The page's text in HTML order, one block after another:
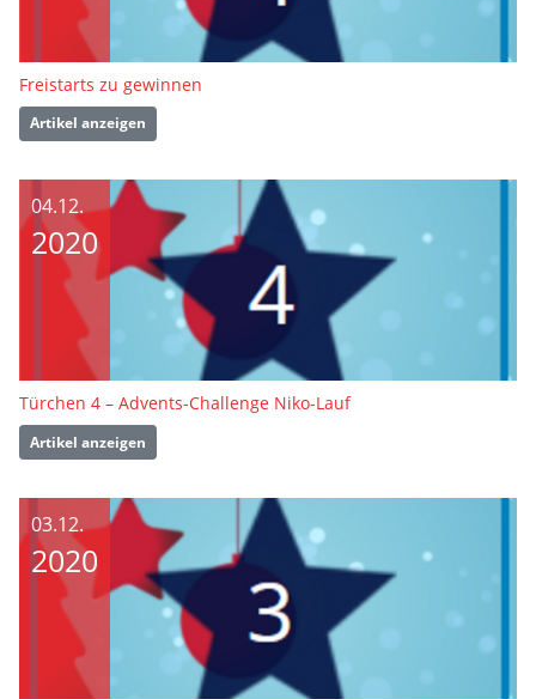
Freistarts zu gewinnen
Artikel anzeigen
04.12.
2020
Türchen 4 – Advents-Challenge Niko-Lauf
Artikel anzeigen
03.12.
2020